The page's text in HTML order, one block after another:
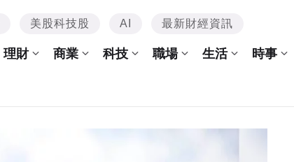
美股科技股 AI 最新財經資訊
理財 商業 科技 職場 生活 時事